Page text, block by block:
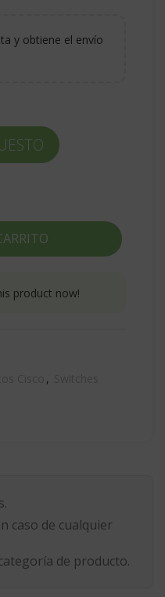
y obtiene el envío
product now!
,
caso de cualquier
de producto.